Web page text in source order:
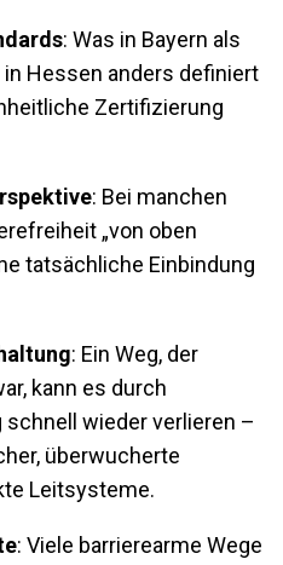
: Was in Bayern als
Hessen anders definiert
Zertifizierung
: Bei manchen
„von oben
tatsächliche Einbindung
: Ein Weg, der
kann es durch
schnell wieder verlieren –
überwucherte
Leitsysteme.
: Viele barrierearme Wege